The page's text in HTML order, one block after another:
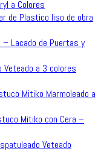
a Colores
de Plastico liso de obra
– Lacado de Puertas y
Veteado a 3 colores
Mitiko Marmoleado a
Mitiko con Cera –
Veteado